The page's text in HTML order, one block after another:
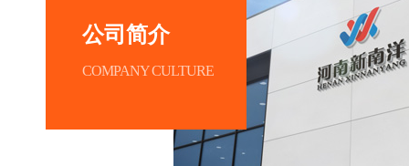
公司简介
COMPANY CULTURE